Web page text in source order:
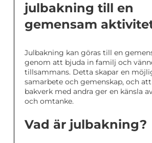
julbakning till en
gemensam
Julbakning kan göras till en
genom att bjuda in familj och
tillsammans. Detta skapar en
samarbete och gemenskap, och
bakverk med andra ger en känsla
och omtanke.
Vad är julbakning?